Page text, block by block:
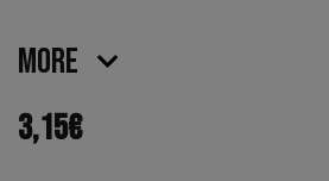
More
3,15€